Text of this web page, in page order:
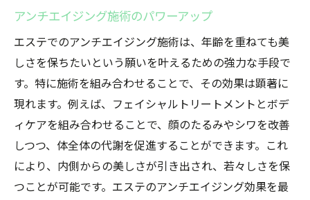
アンチエイジング施術のパワーアップ
エステでのアンチエイジング施術は、年齢を重ねても美
しさを保ちたいという願いを叶えるための強力な手段で
す。特に施術を組み合わせることで、その効果は顕著に
現れます。例えば、フェイシャルトリートメントとボデ
ィケアを組み合わせることで、顔のたるみやシワを改善
しつつ、体全体の代謝を促進することができます。これ
により、内側からの美しさが引き出され、若々しさを保
つことが可能です。エステのアンチエイジング効果を最